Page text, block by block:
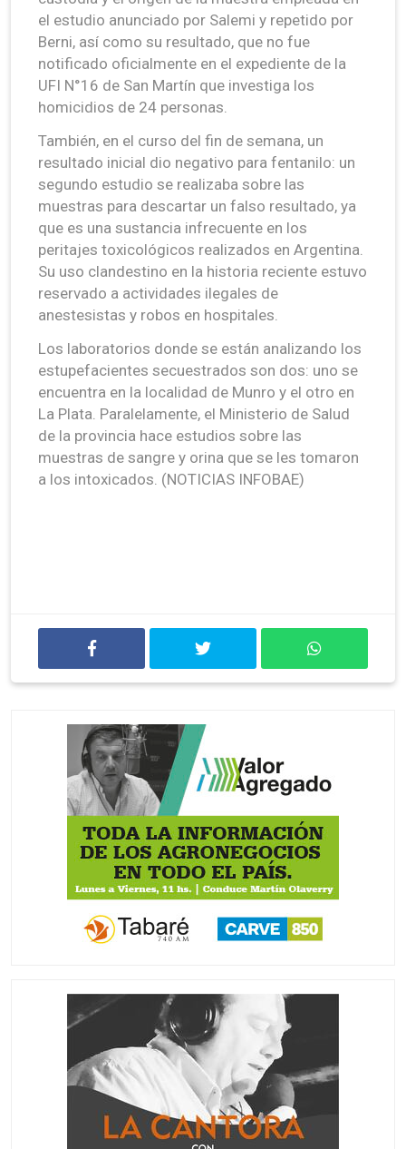
el estudio anunciado por Salemi y repetido por
Berni, así como su resultado, que no fue
notificado oficialmente en el expediente de la
UFI N°16 de San Martín que investiga los
homicidios de 24 personas.
También, en el curso del fin de semana, un
resultado inicial dio negativo para fentanilo: un
segundo estudio se realizaba sobre las
muestras para descartar un falso resultado, ya
que es una sustancia infrecuente en los
peritajes toxicológicos realizados en Argentina.
Su uso clandestino en la historia reciente estuvo
reservado a actividades ilegales de
anestesistas y robos en hospitales.
Los laboratorios donde se están analizando los
estupefacientes secuestrados son dos: uno se
encuentra en la localidad de Munro y el otro en
La Plata. Paralelamente, el Ministerio de Salud
de la provincia hace estudios sobre las
muestras de sangre y orina que se les tomaron
a los intoxicados. (NOTICIAS INFOBAE)